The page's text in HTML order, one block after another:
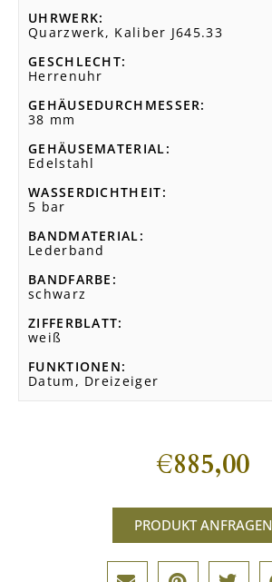
UHRWERK
Quarzwerk, Kaliber J645.33
GESCHLECHT
Herrenuhr
GEHÄUSEDURCHMESSER
38 mm
GEHÄUSEMATERIAL
Edelstahl
WASSERDICHTHEIT
5 bar
BANDMATERIAL
Lederband
BANDFARBE
schwarz
ZIFFERBLATT
weiß
FUNKTIONEN
Datum, Dreizeiger
€885,00
PRODUKT ANFRAGEN